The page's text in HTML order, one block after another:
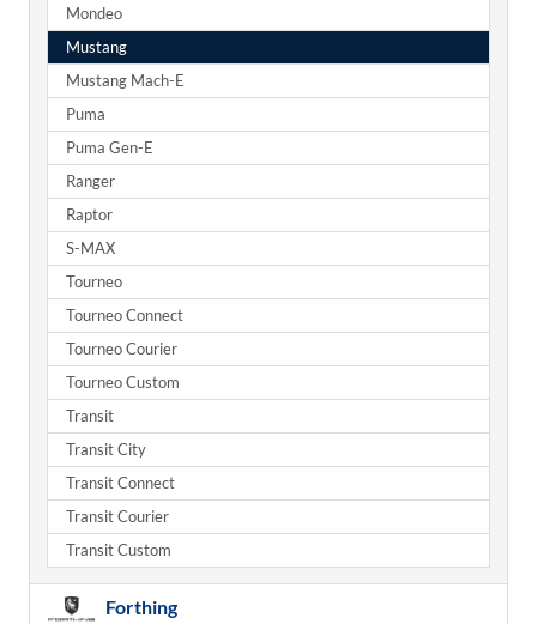
Mondeo
Mustang
Mustang Mach-E
Puma
Puma Gen-E
Ranger
Raptor
S-MAX
Tourneo
Tourneo Connect
Tourneo Courier
Tourneo Custom
Transit
Transit City
Transit Connect
Transit Courier
Transit Custom
Forthing